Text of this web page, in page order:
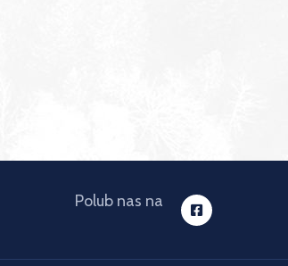
Polub nas na